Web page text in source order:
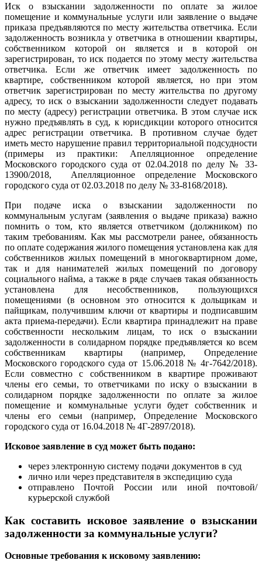
Иск о взыскании задолженности по оплате за жилое
помещение и коммунальные услуги или заявление о выдаче
приказа предъявляются по месту жительства ответчика. Если
задолженность возникла у ответчика в отношении квартиры,
собственником которой он является и в которой он
зарегистрирован, то иск подается по этому месту жительства
ответчика. Если же ответчик имеет задолженность по
квартире, собственником которой является, но при этом
ответчик зарегистрирован по месту жительства по другому
адресу, то иск о взыскании задолженности следует подавать
по месту (адресу) регистрации ответчика. В этом случае иск
нужно предъявлять в суд, к юрисдикции которого относится
адрес регистрации ответчика. В противном случае будет
иметь место нарушение правил территориальной подсудности
(примеры из практики: Апелляционное определение
Московского городского суда от 02.04.2018 по делу № 33-
13900/2018, Апелляционное определение Московского
городского суда от 02.03.2018 по делу № 33-8168/2018).
При подаче иска о взыскании задолженности по
коммунальным услугам (заявления о выдаче приказа) важно
помнить о том, кто является ответчиком (должником) по
таким требованиям. Как мы рассмотрели ранее, обязанность
по оплате содержания жилого помещения установлена как для
собственников жилых помещений в многоквартирном доме,
так и для нанимателей жилых помещений по договору
социального найма, а также в ряде случаев такая обязанность
установлена для несобственников, пользующихся
помещениями (в основном это относится к дольщикам и
пайщикам, получившим ключи от квартиры и подписавшим
акта приема-передачи). Если квартира принадлежит на праве
собственности нескольким лицам, то иск о взыскании
задолженности в солидарном порядке предъявляется ко всем
собственникам квартиры (например, Определение
Московского городского суда от 15.06.2018 № 4г-7642/2018).
Если совместно с собственником в квартире проживают
члены его семьи, то ответчиками по иску о взыскании в
солидарном порядке задолженности по оплате за жилое
помещение и коммунальные услуги будет собственник и
члены его семьи (например, Определение Московского
городского суда от 16.04.2018 № 4Г-2897/2018).
Исковое заявление в суд может быть подано:
через электронную систему подачи документов в суд
лично или через представителя в экспедицию суда
отправлено Почтой России или иной почтовой/
курьерской службой
Как составить исковое заявление о взыскании
задолженности за коммунальные услуги?
Основные требования к исковому заявлению: